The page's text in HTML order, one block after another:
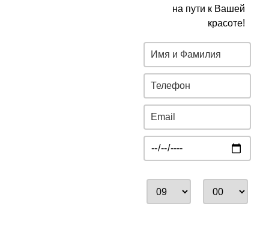
на пути к Вашей
красоте!